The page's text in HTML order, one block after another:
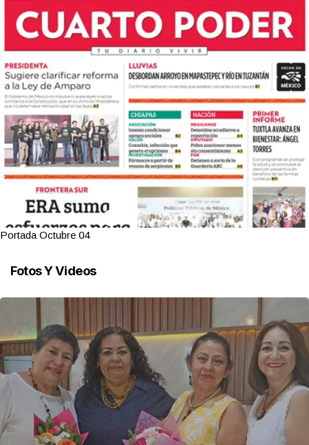
Portada Octubre 04
Fotos Y Videos